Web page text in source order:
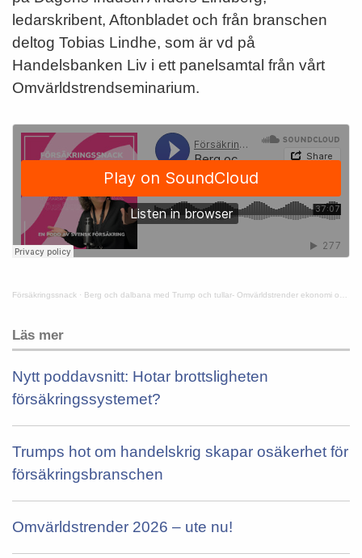
ledarskribent, Aftonbladet och från branschen
deltog Tobias Lindhe, som är vd på
Handelsbanken Liv i ett panelsamtal från vårt
Omvärldstrendseminarium.
Försäkringssnack · Berg och dalbana med Trump och tullar- Omvärldstrender ekonomi och politik
Läs mer
Nytt poddavsnitt: Hotar brottsligheten
försäkringssystemet?
Trumps hot om handelskrig skapar osäkerhet för
försäkringsbranschen
Omvärldstrender 2026 – ute nu!